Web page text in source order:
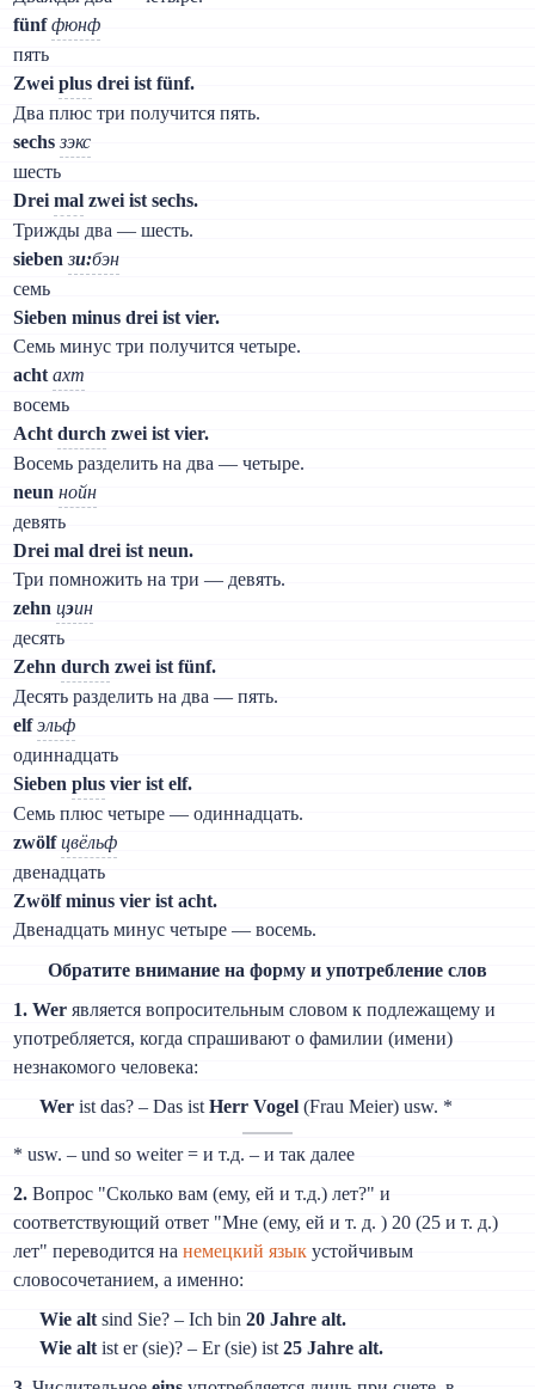
fünf фюнф
пять
Zweiplus drei ist fünf.
Два плюс три получится пять.
sechs зэкс
шесть
Dreimal zwei ist sechs.
Трижды два — шесть.
sieben зи:бэн
семь
Sieben minus drei ist vier.
Семь минус три получится четыре.
acht ахт
восемь
Achtdurch zwei ist vier.
Восемь разделить на два — четыре.
neun нойн
девять
Drei mal drei ist neun.
Три помножить на три — девять.
zehn цэин
десять
Zehndurch zwei ist fünf.
Десять разделить на два — пять.
elf эльф
одиннадцать
Siebenplus vier ist elf.
Семь плюс четыре — одиннадцать.
zwölf цвёльф
двенадцать
Zwölf minus vier ist acht.
Двенадцать минус четыре — восемь.
Обратите внимание на форму и употребление слов
1. Werявляется вопросительным словом к подлежащему и
употребляется, когда спрашивают о фамилии (имени)
незнакомого человека:
Werist das? – Das ist Herr Vogel(Frau Meier) usw. *
* usw. – und so weiter = и т.д. – и так далее
2. Вопрос "Сколько вам (ему, ей и т.д.) лет?" и
соответствующий ответ "Мне (ему, ей и т. д. ) 20 (25 и т. д.)
лет" переводится нанемецкий язык устойчивым
словосочетанием, а именно:
Wie alt sind Sie? – Ich bin 20 Jahre alt.
Wie alt ist er (sie)? – Er (sie) ist 25 Jahre alt.